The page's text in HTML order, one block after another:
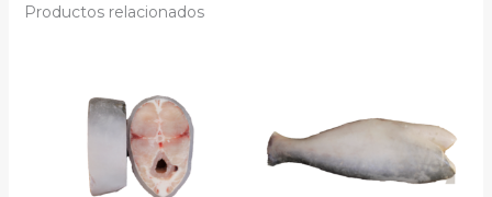
Productos relacionados